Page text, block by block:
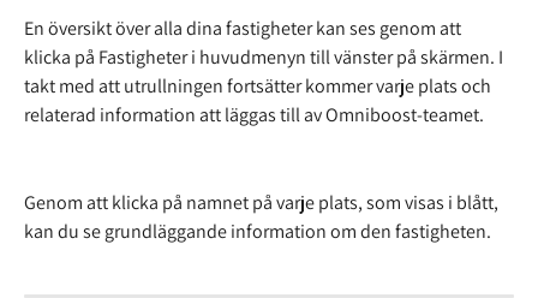
En översikt över alla dina fastigheter kan ses genom att
klicka på Fastigheter i huvudmenyn till vänster på skärmen. I
takt med att utrullningen fortsätter kommer varje plats och
relaterad information att läggas till av Omniboost-teamet.
Genom att klicka på namnet på varje plats, som visas i blått,
kan du se grundläggande information om den fastigheten.